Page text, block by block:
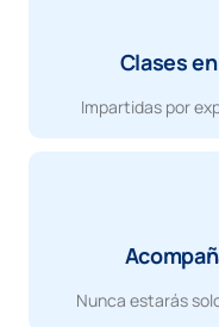
Clases
Impartidas por
Nunca estarás